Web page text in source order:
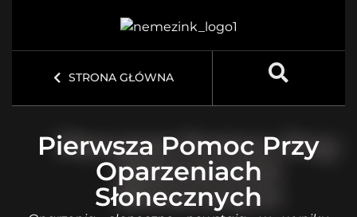
STRONA GŁÓWNA
Pierwsza Pomoc Przy
Oparzeniach
Słonecznych